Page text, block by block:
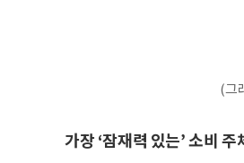
(그
가장 ‘잠재력 있는’ 소비 주